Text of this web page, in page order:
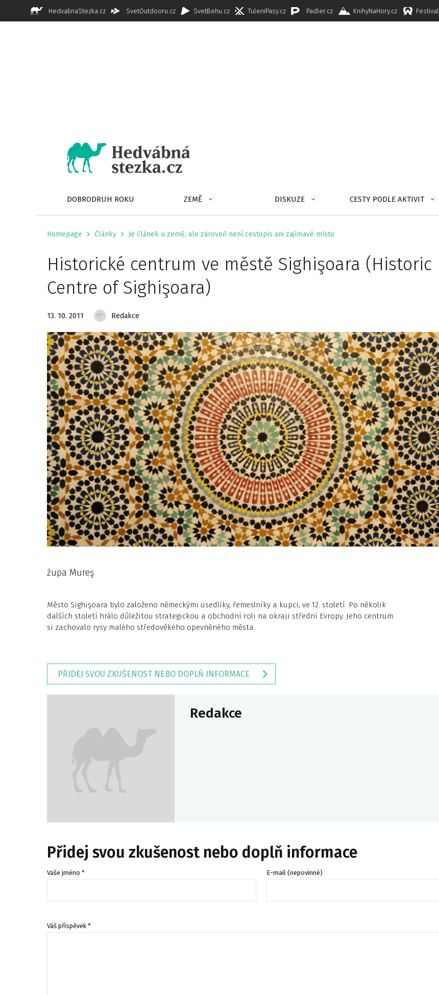
HedvabnaStezka.cz SvetOutdooru.cz SvetBehu.cz TuleniPasy.cz Padler.cz KnihyNaHory.cz
DOBRODRUH ROKU ZEMĚ DISKUZE CESTY PODLE AKTIVIT
Homepage Články Je článek u země, ale zároveň není cestopis ani zajímavé místo
Historické centrum ve městě Sighişoara (Historic
Centre of Sighişoara)
13. 10. 2011 Redakce
župa Mureş
Město Sighişoara bylo založeno německými usedlíky, řemeslníky a kupci, ve 12. století. Po několik
dalších století hrálo důležitou strategickou a obchodní roli na okraji střední Evropy. Jeho centrum
si zachovalo rysy malého středověkého opevněného města.
PŘIDEJ SVOU ZKUŠENOST NEBO DOPLŇ INFORMACE
Redakce
Přidej svou zkušenost nebo doplň informace
Vaše jméno * E-mail (nepovinné)
Váš příspěvek *